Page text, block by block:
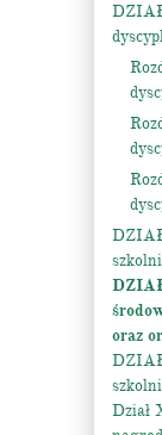
oraz
Dział